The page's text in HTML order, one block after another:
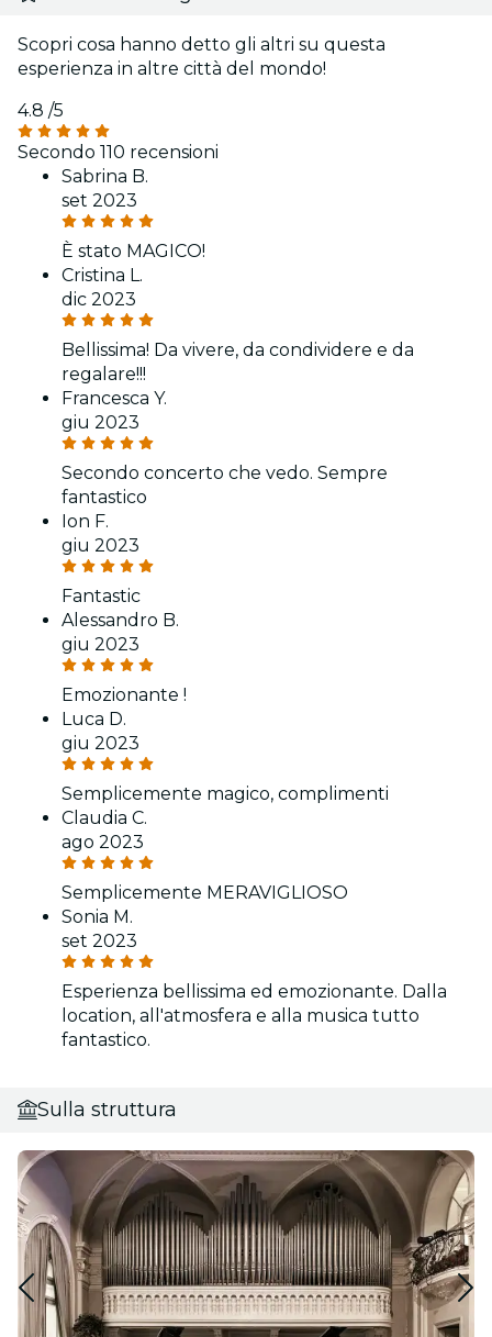
Scopri cosa hanno detto gli altri su questa
esperienza in altre città del mondo!
4.8 /5
Secondo 110 recensioni
Sabrina B.
set 2023
È stato MAGICO!
Cristina L.
dic 2023
Bellissima! Da vivere, da condividere e da
regalare!!!
Francesca Y.
giu 2023
Secondo concerto che vedo. Sempre
fantastico
Ion F.
giu 2023
Fantastic
Alessandro B.
giu 2023
Emozionante !
Luca D.
giu 2023
Semplicemente magico, complimenti
Claudia C.
ago 2023
Semplicemente MERAVIGLIOSO
Sonia M.
set 2023
Esperienza bellissima ed emozionante. Dalla
location, all'atmosfera e alla musica tutto
fantastico.
Sulla struttura